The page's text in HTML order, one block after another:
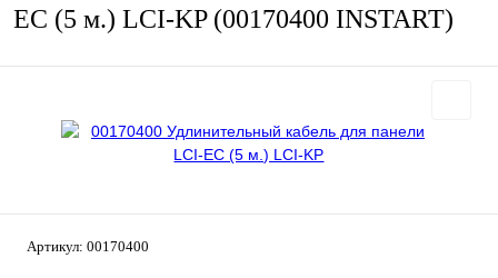
EC (5 м.) LCI-KP (00170400 INSTART)
Артикул: 00170400